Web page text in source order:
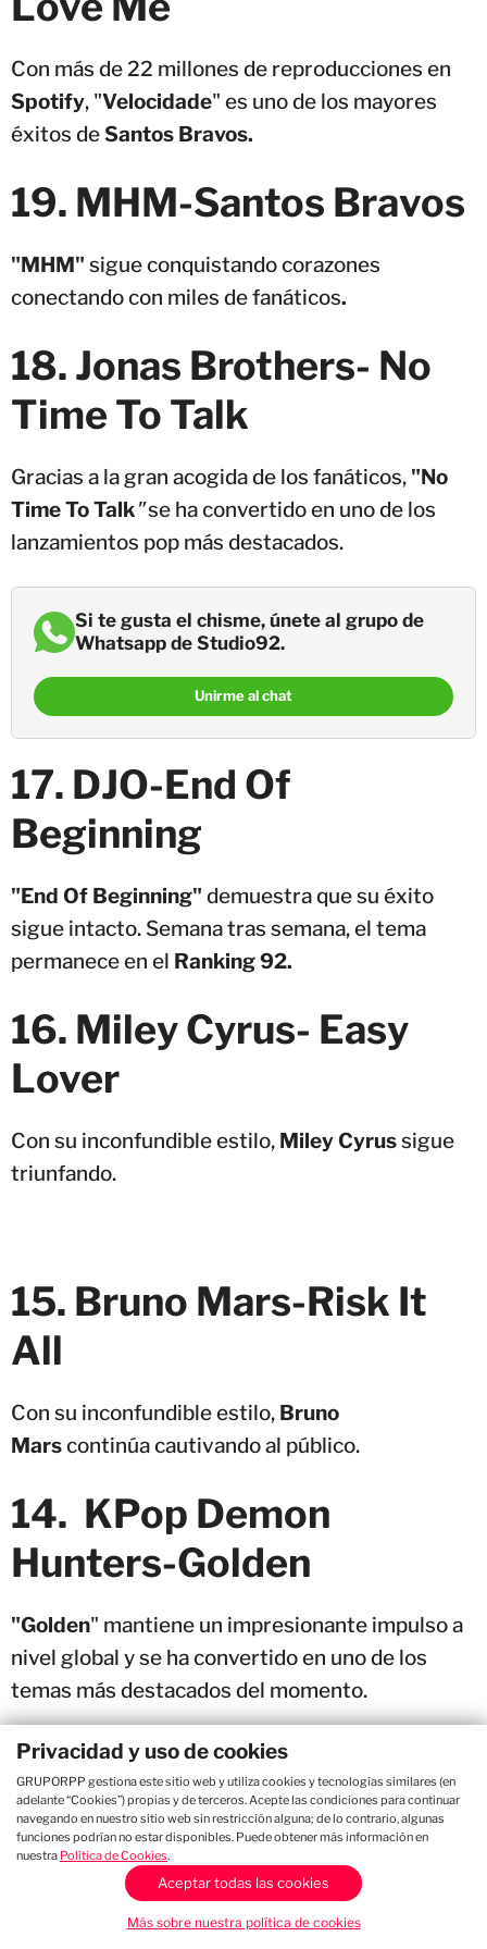
Con más de 22 millones de reproducciones en
Spotify, "Velocidade" es uno de los mayores
éxitos deSantos Bravos.
19. MHM-Santos Bravos
"MHM" sigue conquistando corazones
conectando con miles de fanáticos.
18. Jonas Brothers- No
Time To Talk
Gracias a la gran acogida de los fanáticos, "No
Time To Talk"se ha convertido en uno de los
lanzamientos pop más destacados.
Si te gusta el chisme, únete al grupo de
Whatsapp de Studio92.
Unirme al chat
17. DJO-End Of
Beginning
"End Of Beginning" demuestra que su éxito
sigue intacto. Semana tras semana, el tema
permanece en el Ranking 92.
16. Miley Cyrus- Easy
Lover
Con su inconfundible estilo, Miley Cyrussigue
triunfando.
15. Bruno Mars-Risk It
All
Con su inconfundible estilo, Bruno
Marscontinúa cautivando al público.
14. KPop Demon
Hunters-Golden
"Golden" mantiene un impresionante impulso a
nivel global y se ha convertido en uno de los
temas más destacados del momento.
13. Shakira-Dai Dai
Shakiradesborda fuerza y carisma con "Dai
Dai", una canción que no deja de sumar
reproducciones y conectar con millones de
Privacidad y uso de cookies
GRUPORPP gestiona este sitio web y utiliza cookies y tecnologías similares (en
adelante “Cookies”) propias y de terceros. Acepte las condiciones para continuar
navegando en nuestro sitio web sin restricción alguna; de lo contrario, algunas
funciones podrían no estar disponibles. Puede obtener más información en
nuestra Política de Cookies.
Aceptar todas las cookies
Más sobre nuestra política de cookies